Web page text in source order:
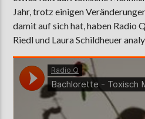
MOEBIUS
19:00 24:00
Jahr, trotz einigen
damit auf sich hat, haben Radio
Riedl und Laura Schildheuer